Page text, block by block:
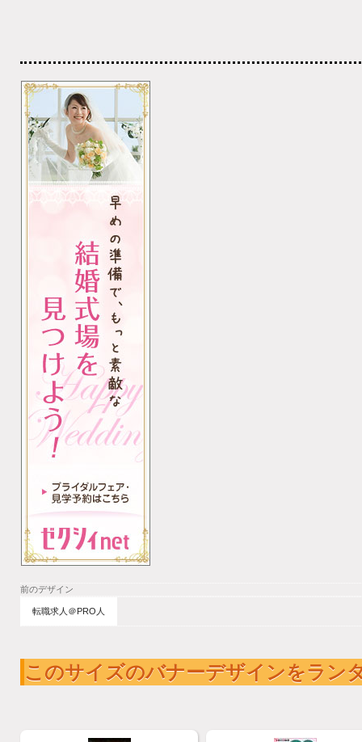
前のデザイン
転職求人＠PRO人
このサイズのバナーデザインをラン